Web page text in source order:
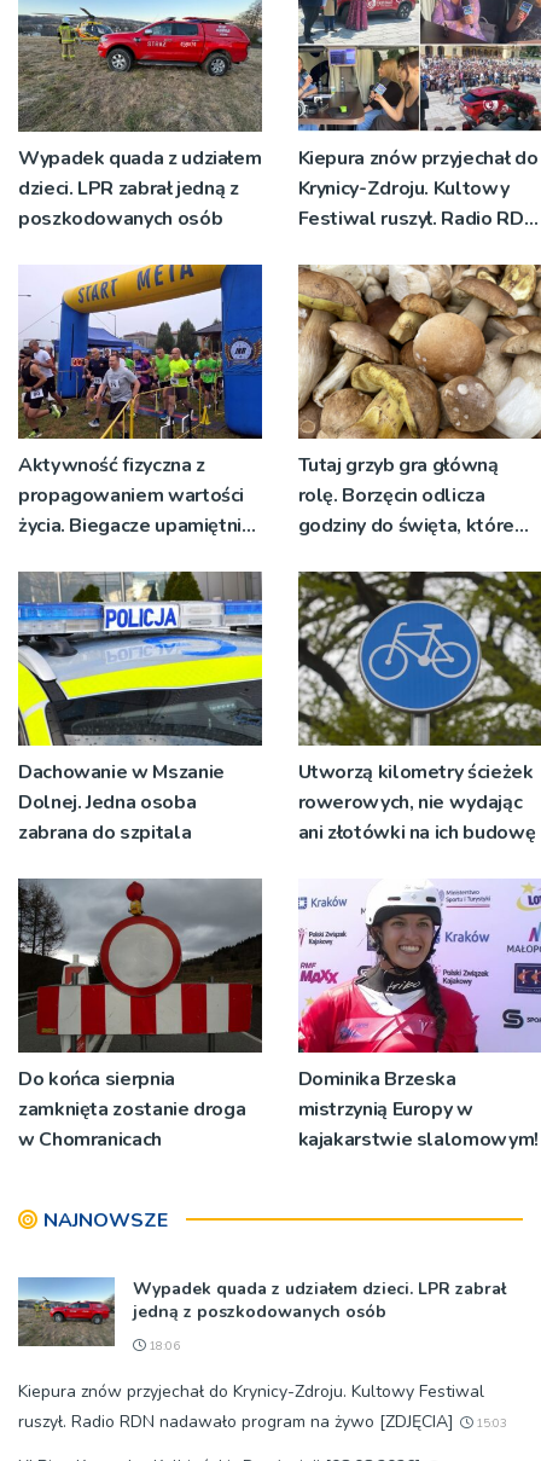
Wypadek quada z udziałem
dzieci. LPR zabrał jedną z
poszkodowanych osób
Kiepura znów przyjechał do
Krynicy-Zdroju. Kultowy
Festiwal ruszył. Radio RDN
żywo [ZDJĘCIA]
Aktywność fizyczna z
propagowaniem wartości
życia. Biegacze upamiętnili
Tutaj grzyb gra główną
rolę. Borzęcin odlicza
godziny do święta, które
pokoleń
Dachowanie w Mszanie
Dolnej. Jedna osoba
zabrana do szpitala
Utworzą kilometry ścieżek
rowerowych, nie wydając
ani złotówki na ich budowę
Do końca sierpnia
zamknięta zostanie droga
w Chomranicach
Dominika Brzeska
mistrzynią Europy w
kajakarstwie slalomowym!
NAJNOWSZE
Wypadek quada z udziałem dzieci. LPR zabrał
jedną z poszkodowanych osób
18:06
Kiepura znów przyjechał do Krynicy-Zdroju. Kultowy Festiwal
ruszył. Radio RDN nadawało program na żywo [ZDJĘCIA]
15:03